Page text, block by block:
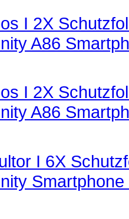
I 2X
A86
I 2X
A86
I 6X